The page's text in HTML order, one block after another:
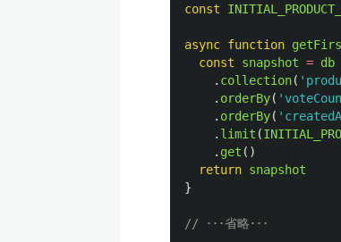
const
async function
const
snapshot = db
. collection( '
. orderBy( '
. orderBy( '
. limit (
. get ()
return snapshot
}
// ･･･省略･･･